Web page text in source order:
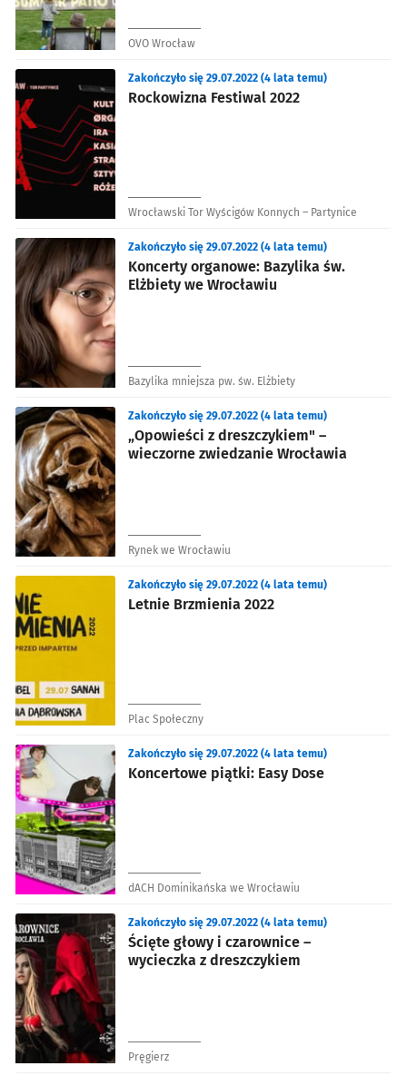
OVO Wrocław
Rockowizna Festiwal 2022
Zakończyło się 29.07.2022 (4 lata temu)
Wrocławski Tor Wyścigów Konnych – Partynice
Koncerty organowe: Bazylika św.
Elżbiety we Wrocławiu
Zakończyło się 29.07.2022 (4 lata temu)
Bazylika mniejsza pw. św. Elżbiety
„Opowieści z dreszczykiem" –
wieczorne zwiedzanie Wrocławia
Zakończyło się 29.07.2022 (4 lata temu)
Rynek we Wrocławiu
Letnie Brzmienia 2022
Zakończyło się 29.07.2022 (4 lata temu)
Plac Społeczny
Koncertowe piątki: Easy Dose
Zakończyło się 29.07.2022 (4 lata temu)
dACH Dominikańska we Wrocławiu
Ścięte głowy i czarownice –
wycieczka z dreszczykiem
Zakończyło się 29.07.2022 (4 lata temu)
Pręgierz